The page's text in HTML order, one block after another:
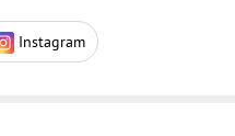
Instagram